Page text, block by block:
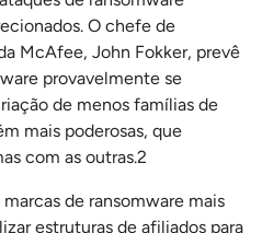
O chefe de
McAfee, John Fokker, prevê
provavelmente se
de menos famílias de
mais poderosas, que
com as outras.2
de ransomware mais
estruturas de afiliados para